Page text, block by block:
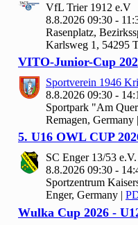
VfL Trier 1912 e.V
8.8.2026 09:30 -
Rasenplatz,
Karlsweg 1, 54295
VITO-Junior-Cup
Sportverein 1946
8.8.2026 09:30 -
Sportpark "Am
Remagen, Germany |
5. U16 OWL CUP
SC Enger 13/53 e.V.
8.8.2026 09:30 -
Sportzentrum
Enger, Germany |
Wulka Cup 2026 - U